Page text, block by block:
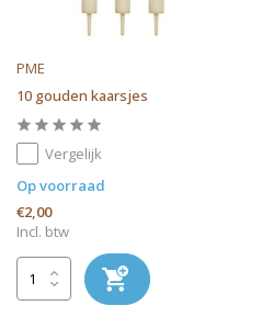
PME
10 gouden kaarsjes
Vergelijk
Op voorraad
€2,00
Incl. btw